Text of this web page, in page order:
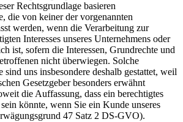
Rechtsgrundlage basieren
die von keiner der vorgenannten
werden, wenn die Verarbeitung zur
Interesses unseres Unternehmens oder
ist, sofern die Interessen, Grundrechte und
nicht überwiegen. Solche
sind uns insbesondere deshalb gestattet, weil
Gesetzgeber besonders erwähnt
die Auffassung, dass ein berechtigtes
könnte, wenn Sie ein Kunde unseres
47 Satz 2 DS-GVO).